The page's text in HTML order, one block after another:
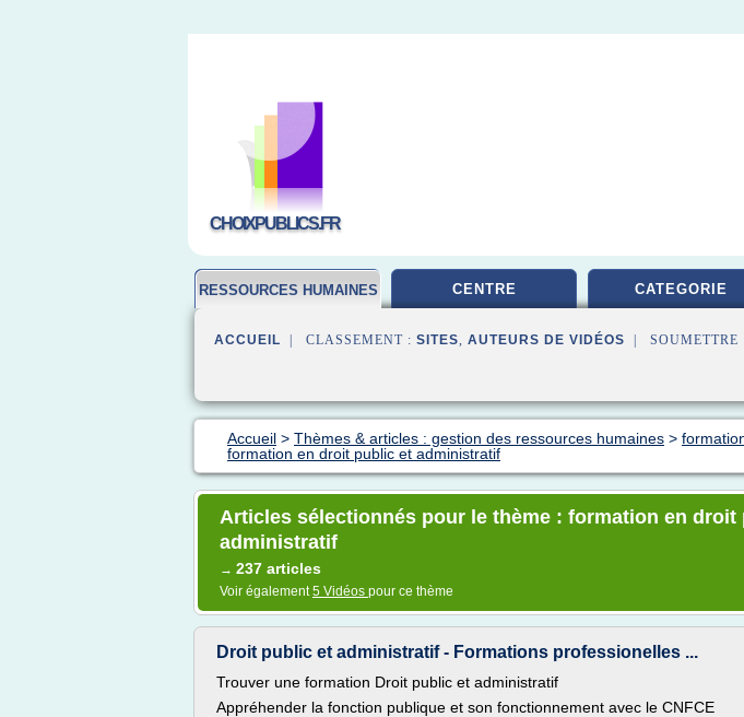
CHOIXPUBLICS.FR
RESSOURCES HUMAINES CENTRE CATEGORIE
ACCUEIL | CLASSEMENT : SITES, AUTEURS DE VIDÉOS | SOUMETTRE
Accueil > Thèmes & articles : gestion des ressources humaines >
formation en droit public et administratif
Articles sélectionnés pour le thème : formation en droit
administratif
→ 237 articles
Voir également5 Vidéos pour ce thème
Droit public et administratif - Formations professionelles ...
Trouver une formation Droit public et administratif
Appréhender la fonction publique et son fonctionnement avec le CNFCE